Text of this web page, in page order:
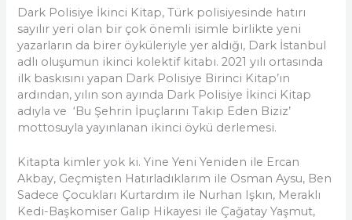
Dark Polisiye İkinci Kitap, Türk polisiyesinde hatırı
sayılır yeri olan bir çok önemli isimle birlikte yeni
yazarların da birer öyküleriyle yer aldığı, Dark İstanbul
adlı oluşumun ikinci kolektif kitabı. 2021 yılı ortasında
ilk baskısını yapan Dark Polisiye Birinci Kitap’ın
ardından, yılın son ayında Dark Polisiye İkinci Kitap
adıyla ve ‘Bu Şehrin İpuçlarını Takip Eden Biziz’
mottosuyla yayınlanan ikinci öykü derlemesi.
Kitapta kimler yok ki. Yine Yeni Yeniden ile Ercan
Akbay, Geçmişten Hatırladıklarım ile Osman Aysu, Ben
Sadece Çocukları Kurtardım ile Nurhan Işkın, Meraklı
Kedi-Başkomiser Galip Hikayesi ile Çağatay Yaşmut,